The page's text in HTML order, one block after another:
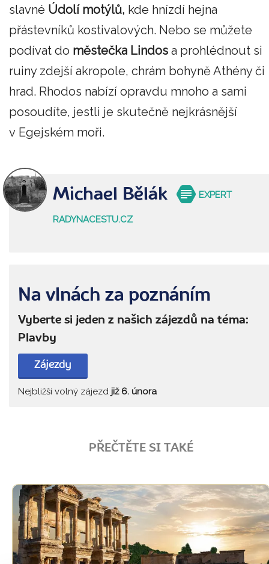
slavné Údolí motýlů, kde hnízdí hejna
přástevníků kostivalových. Nebo se můžete
podívat do městečka Lindos a prohlédnout si
ruiny zdejší akropole, chrám bohyně Athény či
hrad. Rhodos nabízí opravdu mnoho a sami
posoudíte, jestli je skutečně nejkrásnější
v Egejském moři.
Michael Bělák EXPERT
RADYNACESTU.CZ
Na vlnách za poznáním
Vyberte si jeden z našich zájezdů na téma:
Plavby
Zájezdy
Nejbližší volný zájezd již 6. února
PŘEČTĚTE SI TAKÉ